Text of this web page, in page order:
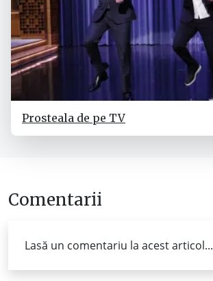
Prosteala de pe TV
Comentarii
Lasă un comentariu la acest articol...